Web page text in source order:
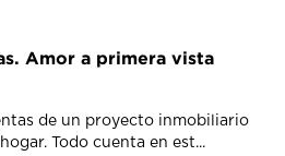
Amor a primera vista
de un proyecto inmobiliario
Todo cuenta en est...